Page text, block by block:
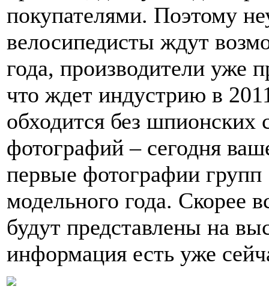
покупателями. Поэтому
велосипедисты ждут
года, производители уже
что ждет индустрию в
обходится без шпионских
фотографий – сегодня
первые фотографии
модельного года. Скорее
будут представлены на
информация есть уже